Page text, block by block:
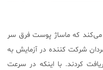
می‌کند که ماساژ پوست فرق سر
شرکت کننده در آزمایش به
دریافت کردند. با اینکه در سرعت